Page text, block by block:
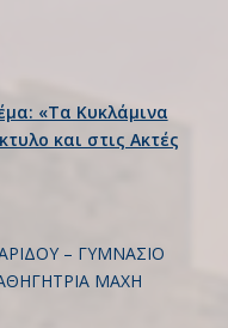
«Τα Κυκλάμινα
και στις Ακτές
– ΓΥΜΝΑΣΙΟ
ΜΑΧΗ